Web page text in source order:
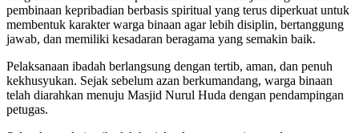
pembinaan kepribadian berbasis spiritual yang terus diperkuat untuk
membentuk karakter warga binaan agar lebih disiplin, bertanggung
jawab, dan memiliki kesadaran beragama yang semakin baik.
Pelaksanaan ibadah berlangsung dengan tertib, aman, dan penuh
kekhusyukan. Sejak sebelum azan berkumandang, warga binaan
telah diarahkan menuju Masjid Nurul Huda dengan pendampingan
petugas.